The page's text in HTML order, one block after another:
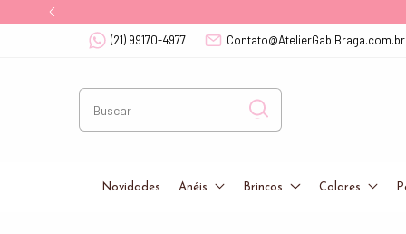
(21) 99170-4977 Contato@AtelierGabiBraga.com.br
Novidades Anéis Brincos Colares